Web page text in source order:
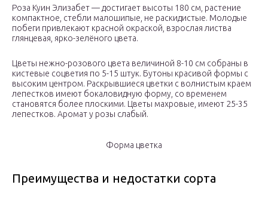
Роза Куин Элизабет — достигает высоты 180 см, растение
компактное, стебли малошипые, не раскидистые. Молодые
побеги привлекают красной окраской, взрослая листва
глянцевая, ярко-зелёного цвета.
Цветы нежно-розового цвета величиной 8-10 см собраны в
кистевые соцветия по 5-15 штук. Бутоны красивой формы с
высоким центром. Раскрывшиеся цветки с волнистым краем
лепестков имеют бокаловидную форму, со временем
становятся более плоскими. Цветы махровые, имеют 25-35
лепестков. Аромат у розы слабый.
Форма цветка
Преимущества и недостатки сорта